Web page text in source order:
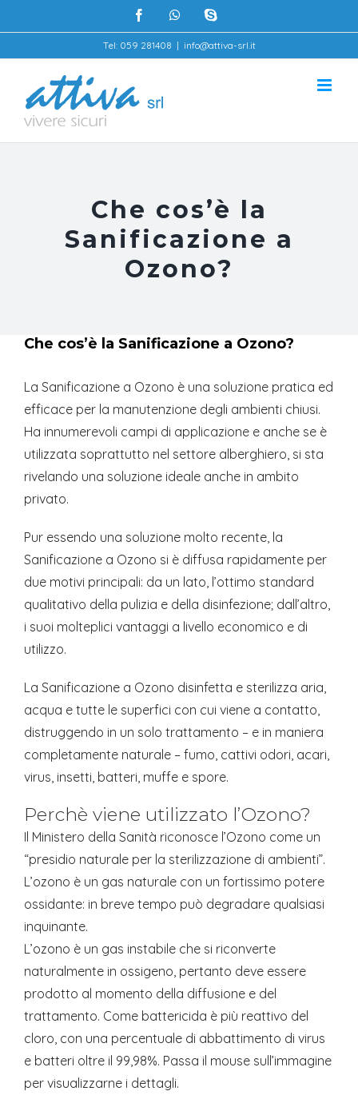
al
contenuto
facebookwhatsappskype
Tel: 059 281408 | info@attiva-srl.it
Che cos’è la
Sanificazione a
Ozono?
Che cos’è la Sanificazione a Ozono?
La Sanificazione a Ozono è una soluzione pratica ed
efficace per la manutenzione degli ambienti chiusi.
Ha innumerevoli campi di applicazione e anche se è
utilizzata soprattutto nel settore alberghiero, si sta
rivelando una soluzione ideale anche in ambito
privato.
Pur essendo una soluzione molto recente, la
Sanificazione a Ozono si è diffusa rapidamente per
due motivi principali: da un lato, l’ottimo standard
qualitativo della pulizia e della disinfezione; dall’altro,
i suoi molteplici vantaggi a livello economico e di
utilizzo.
La Sanificazione a Ozono disinfetta e sterilizza aria,
acqua e tutte le superfici con cui viene a contatto,
distruggendo in un solo trattamento – e in maniera
completamente naturale – fumo, cattivi odori, acari,
virus, insetti, batteri, muffe e spore.
Perchè viene utilizzato l’Ozono?
Il Ministero della Sanità riconosce l’Ozono come un
“presidio naturale per la sterilizzazione di ambienti”.
L’ozono è un gas naturale con un fortissimo potere
ossidante: in breve tempo può degradare qualsiasi
inquinante.
L’ozono è un gas instabile che si riconverte
naturalmente in ossigeno, pertanto deve essere
prodotto al momento della diffusione e del
trattamento. Come battericida è più reattivo del
cloro, con una percentuale di abbattimento di virus
e batteri oltre il 99,98%. Passa il mouse sull’immagine
per visualizzarne i dettagli.